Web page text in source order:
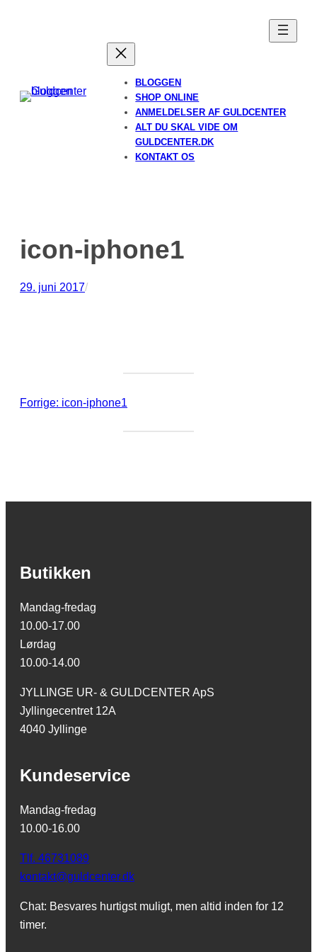
BLOGGEN
SHOP ONLINE
ANMELDELSER AF GULDCENTER
ALT DU SKAL VIDE OM
GULDCENTER.DK
KONTAKT OS
icon-iphone1
29. juni 2017/
Forrige: icon-iphone1
Butikken
Mandag-fredag
10.00-17.00
Lørdag
10.00-14.00
JYLLINGE UR- & GULDCENTER ApS
Jyllingecentret 12A
4040 Jyllinge
Kundeservice
Mandag-fredag
10.00-16.00
Tlf. 46731089
kontakt@guldcenter.dk
Chat: Besvares hurtigst muligt, men altid inden for 12
timer.